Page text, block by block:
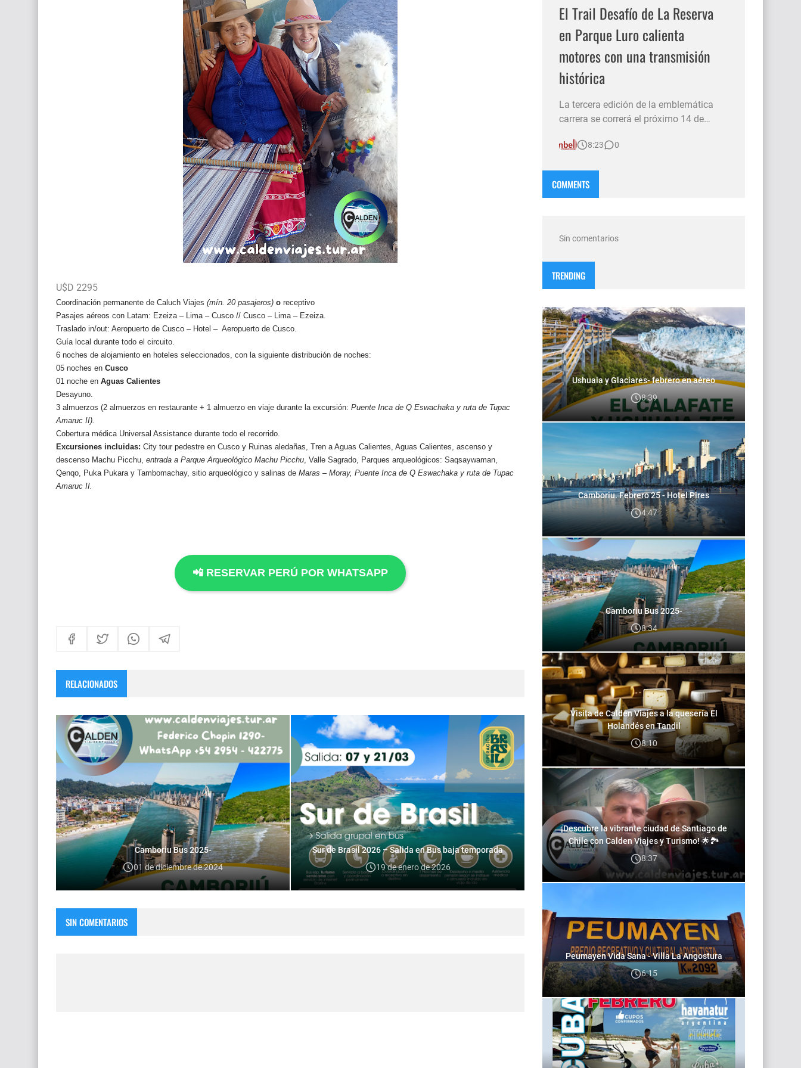
U$D 2295
Coordinación permanente de Caluch Viajes (mín. 20 pasajeros) o receptivo
Pasajes aéreos con Latam: Ezeiza – Lima – Cusco // Cusco – Lima – Ezeiza.
Traslado in/out: Aeropuerto de Cusco – Hotel – Aeropuerto de Cusco.
Guía local durante todo el circuito.
6 noches de alojamiento en hoteles seleccionados, con la siguiente distribución de noches:
05 noches en Cusco
01 noche en Aguas Calientes
Desayuno.
3 almuerzos (2 almuerzos en restaurante + 1 almuerzo en viaje durante la excursión: Puente Inca de Q Eswachaka y ruta de Tupac
Amaruc II).
Cobertura médica Universal Assistance durante todo el recorrido.
Excursiones incluidas: City tour pedestre en Cusco y Ruinas aledañas, Tren a Aguas Calientes, Aguas Calientes, ascenso y
descenso Machu Picchu, entrada a Parque Arqueológico Machu Picchu, Valle Sagrado, Parques arqueológicos: Saqsaywaman,
Qenqo, Puka Pukara y Tambomachay, sitio arqueológico y salinas de Maras – Moray, Puente Inca de Q Eswachaka y ruta de Tupac
Amaruc II.
📲 RESERVAR PERÚ POR WHATSAPP
RELACIONADOS
Camboriu Bus 2025-
01 de diciembre de 2024
Sur de Brasil 2026 – Salida en Bus baja temporada
19 de enero de 2026
SIN COMENTARIOS
El Trail Desafío de La Reserva
en Parque Luro calienta
motores con una transmisión
histórica
La tercera edición de la emblemática
carrera se correrá el próximo 14 de
en un entorno único, el evento contará
conducción especial del "Mono"
8:23 0
COMMENTS
Sin comentarios
TRENDING
Ushuaia y Glaciares- febrero en aéreo
8:39
Camboriu. Febrero 25 - Hotel Pires
4:47
Camboriu Bus 2025-
8:34
Visita de Calden Viajes a la quesería El
Holandés en Tandil
8:10
¡Descubre la vibrante ciudad de Santiago de
Chile con Calden Viajes y Turismo! 🌟🏞️
8:37
Peumayen Vida Sana - Villa La Angostura
6:15